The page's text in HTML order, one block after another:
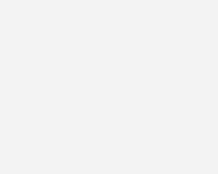
zum Thema Messgeräte und